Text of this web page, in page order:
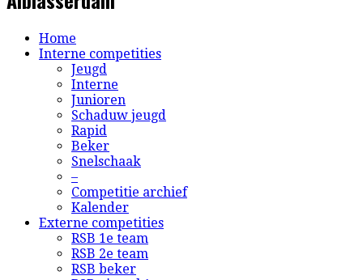
Home
Interne competities
Jeugd
Interne
Junioren
Schaduw jeugd
Rapid
Beker
Snelschaak
–
Competitie archief
Kalender
Externe competities
RSB 1e team
RSB 2e team
RSB beker